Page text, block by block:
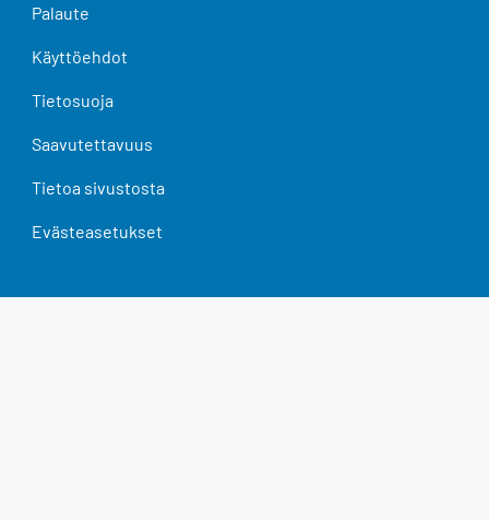
Palaute
Käyttöehdot
Tietosuoja
Saavutettavuus
Tietoa sivustosta
Evästeasetukset